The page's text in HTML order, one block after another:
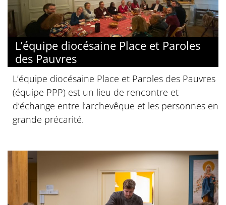
L’équipe diocésaine Place et Paroles
des Pauvres
L’équipe diocésaine Place et Paroles des Pauvres
(équipe PPP) est un lieu de rencontre et
d’échange entre l’archevêque et les personnes en
grande précarité.